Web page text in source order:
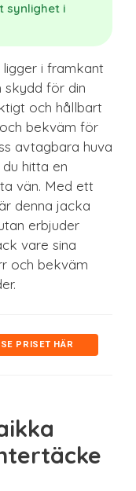
synlighet i
ligger i framkant
skydd för din
och hållbart
bekväm för
avtagbara huva
hitta en
vän. Med ett
denna jacka
erbjuder
vare sina
och bekväm
SE PRISET HÄR